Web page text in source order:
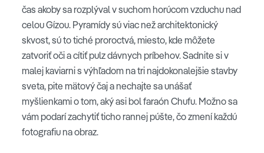
čas akoby sa rozplýval v suchom horúcom vzduchu nad
celou Gízou. Pyramídy sú viac než architektonický
skvost, sú to tiché proroctvá, miesto, kde môžete
zatvoriť oči a cítiť pulz dávnych príbehov. Sadnite si v
malej kaviarni s výhľadom na tri najdokonalejšie stavby
sveta, pite mätový čaj a nechajte sa unášať
myšlienkami o tom, aký asi bol faraón Chufu. Možno sa
vám podarí zachytiť ticho rannej púšte, čo zmení každú
fotografiu na obraz.